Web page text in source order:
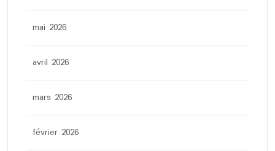
mai 2026
avril 2026
mars 2026
février 2026